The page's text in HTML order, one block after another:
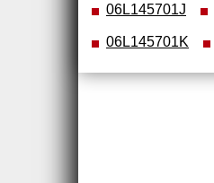
06L145701J
06L145701K